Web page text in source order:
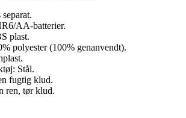
AA-batterier.
plast.
polyester (100% genanvendt).
Stål.
fugtig klud.
ren, tør klud.